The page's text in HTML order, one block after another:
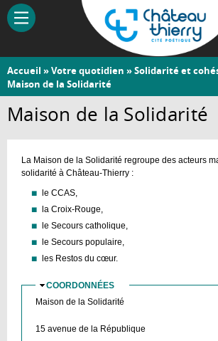
Aller
contenu
Château-
Thierry
Vous
êtes
ici
Accueil »Votre quotidien »Solidarité et
Maison de la Solidarité
Maison de la Solidarité
La Maison de la Solidarité regroupe des acteurs
solidarité à Château-Thierry :
le CCAS,
la Croix-Rouge,
le Secours catholique,
le Secours populaire,
les Restos du cœur.
MASQUER
COORDONNÉES
Maison de la Solidarité
15 avenue de la République